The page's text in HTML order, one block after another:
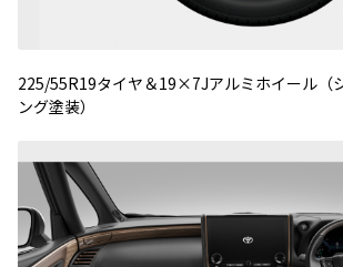
225/55R19タイヤ＆19×7Jアルミホイール（
ング塗装）